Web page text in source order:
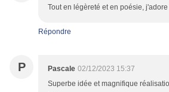
Tout en légèreté et en poésie,
Répondre
P Pascale 02/12/2023 15:37
Superbe idée et magnifique